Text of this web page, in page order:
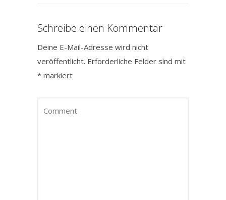
Schreibe einen Kommentar
Deine E-Mail-Adresse wird nicht
veröffentlicht. Erforderliche Felder sind mit
* markiert